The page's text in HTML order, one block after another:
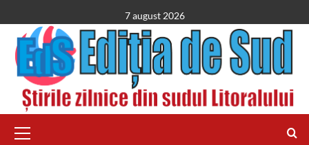
to
content
7 august 2026
Menu